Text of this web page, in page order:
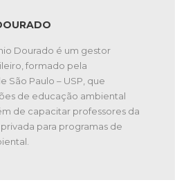
Dourado é um gestor
formado pela
São Paulo – USP, que
de educação ambiental
de capacitar professores da
para programas de